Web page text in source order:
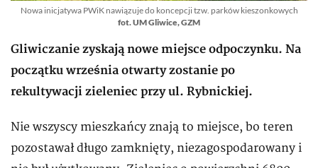
Nowa inicjatywa PWiK nawiązuje do koncepcji tzw. parków kieszonkowych
fot. UM Gliwice, GZM
Gliwiczanie zyskają nowe miejsce odpoczynku. Na
początku września otwarty zostanie po
rekultywacji zieleniec przy ul. Rybnickiej.
Nie wszyscy mieszkańcy znają to miejsce, bo teren
pozostawał długo zamknięty, niezagospodarowany i